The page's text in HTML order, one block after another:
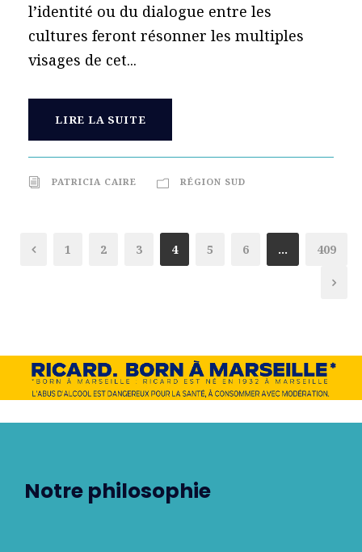
l’identité ou du dialogue entre les
cultures feront résonner les multiples
visages de cet...
LIRE LA SUITE
PATRICIA CAIRE RÉGION SUD
1 2 3 4 5 6 … 409
Notre philosophie